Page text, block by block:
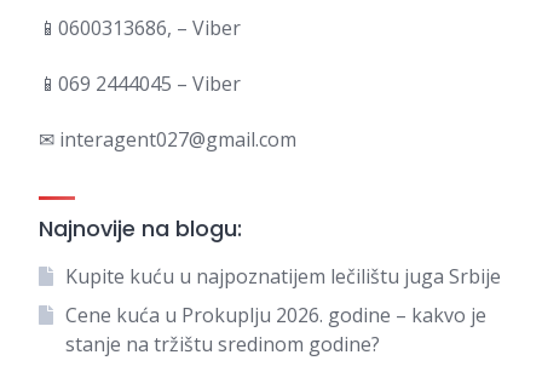
📱0600313686, – Viber
📱069 2444045 – Viber
✉ interagent027@gmail.com
Najnovije na blogu:
Kupite kuću u najpoznatijem lečilištu juga Srbije
Cene kuća u Prokuplju 2026. godine – kakvo je
stanje na tržištu sredinom godine?